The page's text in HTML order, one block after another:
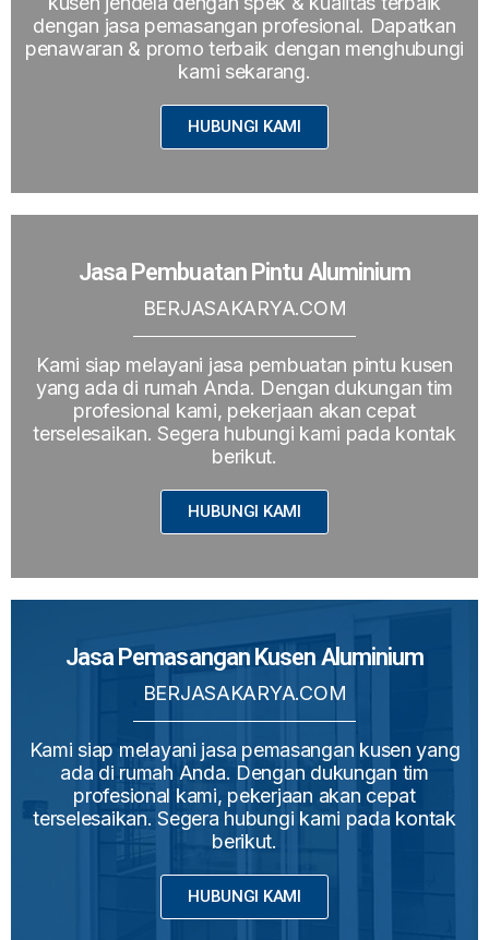
dengan jasa pemasangan profesional. Dapatkan
penawaran & promo terbaik dengan menghubungi
kami sekarang.
HUBUNGI KAMI
Jasa Pembuatan Pintu Aluminium
BERJASAKARYA.COM
Kami siap melayani jasa pembuatan pintu kusen
yang ada di rumah Anda. Dengan dukungan tim
profesional kami, pekerjaan akan cepat
terselesaikan. Segera hubungi kami pada kontak
berikut.
HUBUNGI KAMI
Jasa Pemasangan Kusen Aluminium
BERJASAKARYA.COM
Kami siap melayani jasa pemasangan kusen yang
ada di rumah Anda. Dengan dukungan tim
profesional kami, pekerjaan akan cepat
terselesaikan. Segera hubungi kami pada kontak
berikut.
HUBUNGI KAMI